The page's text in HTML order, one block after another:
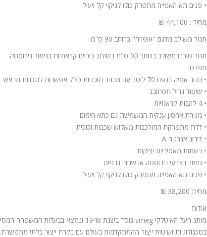
• פנים תא האפייה מתפרק כולו לניקוי קל ויעיל
מחיר : 44,100 ₪
תנור משולב מדגם "אופרה" ברוחב 90 ס"מ
תנור טורבו משולב ברוחב 90 ס"מ בשילוב כיריים קראמיות בגימור נירוסטה.
מפרט:
• תנור אפיה בנפח 70 ליטר עם מבחר תוכניות כולל אפשרות לתכנות מראש
• שיפוד גריל מסתובב
• 4 להבות קראמיות
• מגירת אחסון ענקית המשמשת גם כתא חימום
• דלת מתפרקת המורכבות משלוש שכבות זכוכית
• דירוג אנרגיה A
• רשתות מאסיביות יצוקות
• גימור בצבעי נירוסטה או שחור גרפיט
• פנים תא האפייה מתפרק כולו לניקוי קל ויעיל
מחיר: 38,200 ₪
אודות
בטכנולוגיות ושיטות ייצור מהמתקדמות בעולם עם בקרת ייצור בלתי מתפשרת.